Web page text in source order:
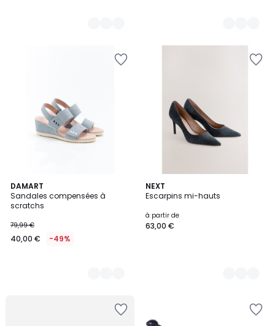
DAMART
Sandales compensées à
scratchs
79,99 €
40,00 € -49%
2
Couleurs
NEXT
Escarpins mi-hauts
à partir de
63,00 €
9
Couleurs